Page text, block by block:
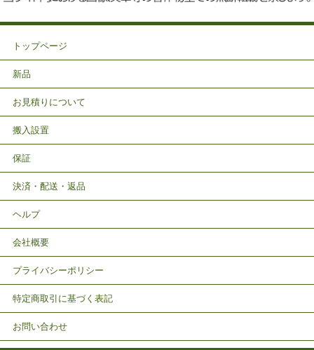
トップページ
新品
お見積りについて
搬入設置
保証
決済・配送・返品
ヘルプ
会社概要
プライバシーポリシー
特定商取引に基づく表記
お問い合わせ